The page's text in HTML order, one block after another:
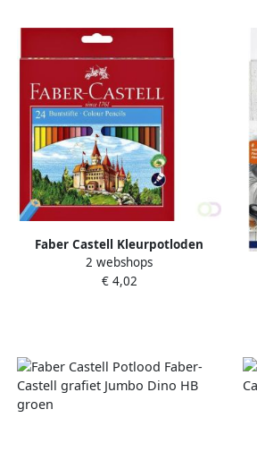
Faber Castell Kleurpotloden
Faber-Castell setà 24 stuks
assorti
2 webshops
€ 4,02